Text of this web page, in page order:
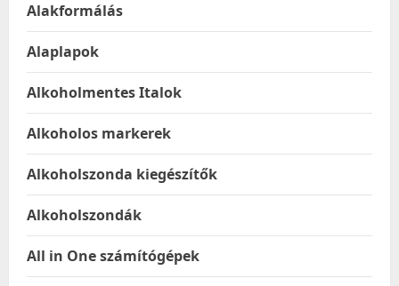
Alakformálás
Alaplapok
Alkoholmentes Italok
Alkoholos markerek
Alkoholszonda kiegészítők
Alkoholszondák
All in One számítógépek